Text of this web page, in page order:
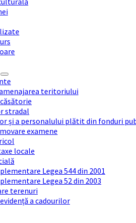
teritoriului
stradal
și a personalului plătit din fonduri
examene
locale
Legea 544 din 2001
Legea 52 din 2003
terenuri
a cadourilor